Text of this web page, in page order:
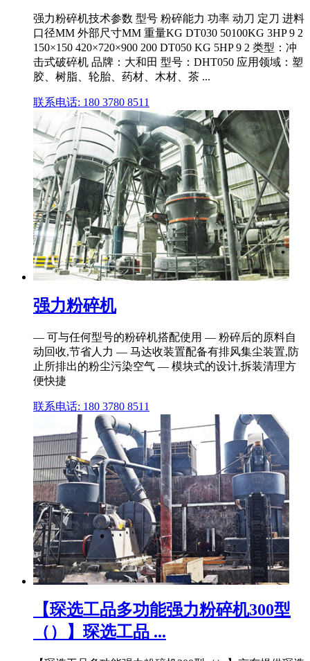
强力粉碎机技术参数 型号 粉碎能力 功率 动刀 定刀 进料
口径MM 外部尺寸MM 重量KG DT030 50100KG 3HP 9 2
150×150 420×720×900 200 DT050 KG 5HP 9 2 类型：冲
击式破碎机 品牌：大和田 型号：DHT050 应用领域：塑
胶、树脂、轮胎、药材、木材、茶 ...
联系电话: 180 3780 8511
强力粉碎机
— 可与任何型号的粉碎机搭配使用 — 粉碎后的原料自
动回收,节省人力 — 马达收装置配备有排风集尘装置,防
止所排出的粉尘污染空气 — 模块式的设计,拆装清理方
便快捷
联系电话: 180 3780 8511
【琛选工品多功能强力粉碎机300型
（）】琛选工品 ...